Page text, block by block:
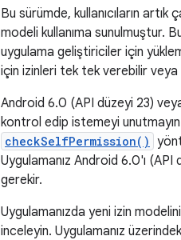
Bu sürümde, kullanıcıların
modeli kullanıma sunulmuştur.
uygulama geliştiriciler için
için izinleri tek tek verebilir
Android 6.0 (API düzeyi 23)
kontrol edip istemeyi
checkSelfPermission()
Uygulamanız Android 6.0'ı
gerekir.
Uygulamanızda yeni izin
inceleyin. Uygulamanız